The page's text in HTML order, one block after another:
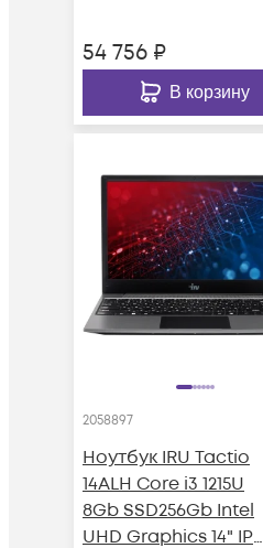
54 756 ₽
В корзину
2058897
Ноутбук IRU Tactio
14ALH Core i3 1215U
8Gb SSD256Gb Intel
UHD Graphics 14" IPS